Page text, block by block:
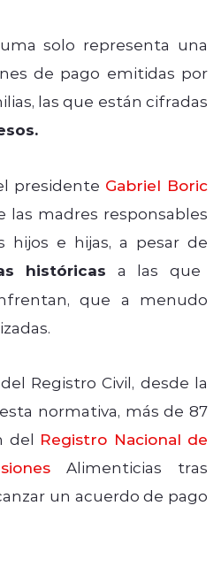
solo representa una
de pago emitidas por
las que están cifradas
presidente Gabriel Boric
las madres responsables
hijos e hijas, a pesar de
históricas a las que
que a menudo
Registro Civil, desde la
normativa, más de 87
del Registro Nacional de
Alimenticias tras
un acuerdo de pago